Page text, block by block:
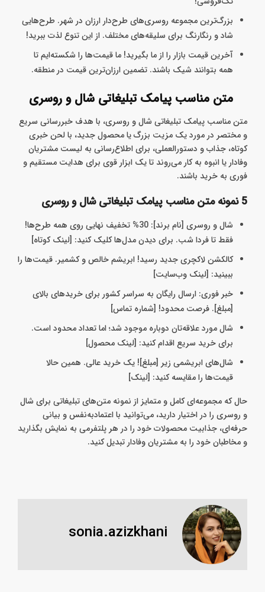
بزرگ‌ترین مجموعه روسری‌های طرح‌دار ارزان در شهر. طرح‌هایی
شاد و رنگارنگ برای سلیقه‌های مختلف. از این تنوع لذت ببرید!
آخرین قیمت بازار را از ما بگیرید! ما قیمت‌ها را شکسته‌ایم تا
همه بتوانند شیک باشند. تضمین ارزان‌ترین قیمت در منطقه.
متن مناسب پیامک تبلیغاتی شال و روسری
متن مناسب پیامک تبلیغاتی شال و روسری، با هدف خبررسانی سریع
و مختصر در مورد یک مزیت بزرگ یا محصول جدید، با لحن خبری
کوتاه، جذاب و دستورالعملی، برای اطلاع‌رسانی به لیست مشتریان
وفادار یا انبوه به کار می‌روند تا یک ابزار قوی برای هدایت مستقیم و
فوری به خرید باشند.
5 نمونه متن مناسب پیامک تبلیغاتی شال و روسری
شال و روسری [نام برند]: 30% تخفیف نهایی روی همه طرح‌ها!
فقط تا فردا شب. برای دیدن مدل‌ها کلیک کنید: [لینک کوتاه]
کالکشن لاکچری جدید رسید! ابریشم خالص و کشمیر. قیمت‌ها را
ببینید: [لینک وب‌سایت]
خبر فوری: ارسال رایگان به سراسر کشور برای خریدهای بالای
[مبلغ]. فرصت محدود! [شماره تماس]
شال مورد علاقه‌تان دوباره موجود شد؛ اما تعداد محدود است.
برای خرید سریع اقدام کنید: [لینک محصول]
شال‌های ابریشمی زیر [مبلغ]! یک خرید عالی. همین حالا
قیمت‌ها را مقایسه کنید: [لینک]
حال که مجموعه‌ای کامل و متمایز از نمونه متن‌های تبلیغاتی برای شال
و روسری را در اختیار دارید، می‌توانید با اعتماد‌به‌نفس و بیانی
حرفه‌ای، جذابیت محصولات خود را در هر پلتفرمی به نمایش بگذارید
و مخاطبان خود را به مشتریان وفادار تبدیل کنید.
sonia.azizkhani